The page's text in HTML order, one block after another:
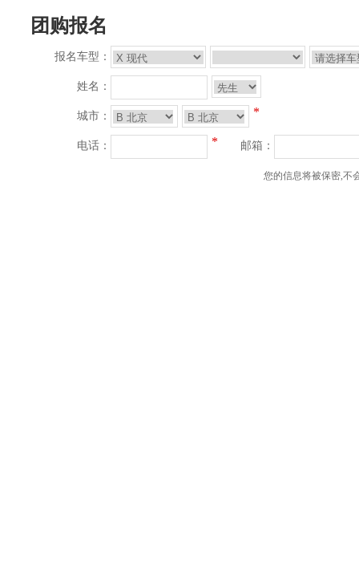
团购报名
报名车型：
姓名：
城市： *
电话： * 邮箱：
您的信息将被保密,不